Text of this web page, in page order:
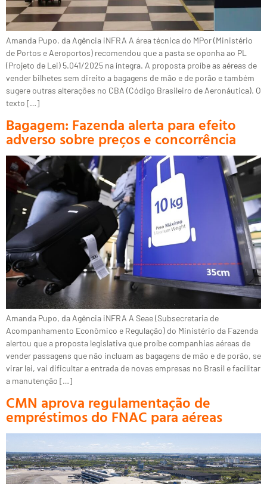
Amanda Pupo, da Agência iNFRA A área técnica do MPor (Ministério
de Portos e Aeroportos) recomendou que a pasta se oponha ao PL
(Projeto de Lei) 5.041/2025 na íntegra. A proposta proíbe as aéreas de
vender bilhetes sem direito a bagagens de mão e de porão e também
sugere outras alterações no CBA (Código Brasileiro de Aeronáutica). O
texto […]
Bagagem: Fazenda alerta para efeito
adverso sobre preços e concorrência
Amanda Pupo, da Agência iNFRA A Seae (Subsecretaria de
Acompanhamento Econômico e Regulação) do Ministério da Fazenda
alertou que a proposta legislativa que proíbe companhias aéreas de
vender passagens que não incluam as bagagens de mão e de porão, se
virar lei, vai dificultar a entrada de novas empresas no Brasil e facilitar
a manutenção […]
CMN aprova regulamentação de
empréstimos do FNAC para aéreas